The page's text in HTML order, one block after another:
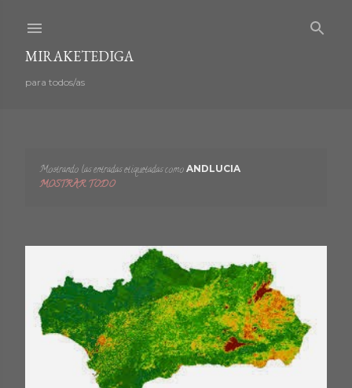
MIRAKETEDIGA
para todos/as
EMostrando las entradas etiquetadas como ANDLUCIA
MOSTRAR TODO